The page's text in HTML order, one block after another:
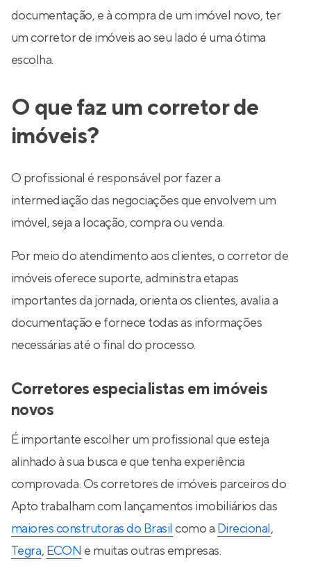
documentação, e à compra de um imóvel novo, ter
um corretor de imóveis ao seu lado é uma ótima
escolha.
O que faz um corretor de
imóveis?
O profissional é responsável por fazer a
intermediação das negociações que envolvem um
imóvel, seja a locação, compra ou venda.
Por meio do atendimento aos clientes, o corretor de
imóveis oferece suporte, administra etapas
importantes da jornada, orienta os clientes, avalia a
documentação e fornece todas as informações
necessárias até o final do processo.
Corretores especialistas em imóveis
novos
É importante escolher um profissional que esteja
alinhado à sua busca e que tenha experiência
comprovada. Os corretores de imóveis parceiros do
Apto trabalham com lançamentos imobiliários das
maiores construtoras do Brasil como a Direcional,
Tegra, ECON e muitas outras empresas.